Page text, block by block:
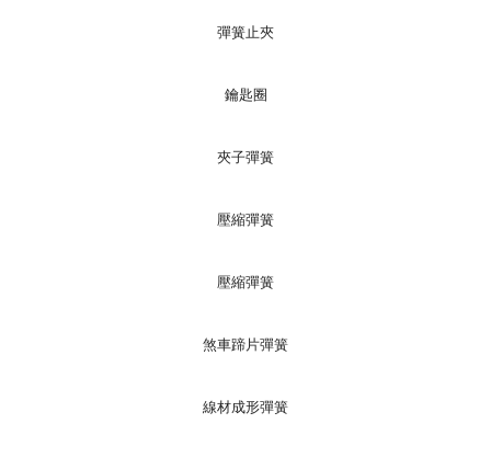
彈簧止夾
鑰匙圈
夾子彈簧
壓縮彈簧
壓縮彈簧
煞車蹄片彈簧
線材成形彈簧